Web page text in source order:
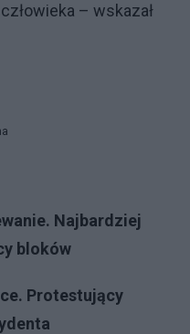
– wskazał
Najbardziej
bloków
Protestujący